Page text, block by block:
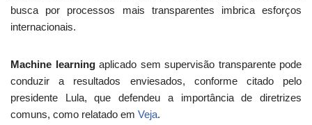
busca por processos mais transparentes imbrica esforços
internacionais.
Machine learningaplicado sem supervisão transparente pode
conduzir a resultados enviesados, conforme citado pelo
presidente Lula, que defendeu a importância de diretrizes
comuns, como relatado em Veja.